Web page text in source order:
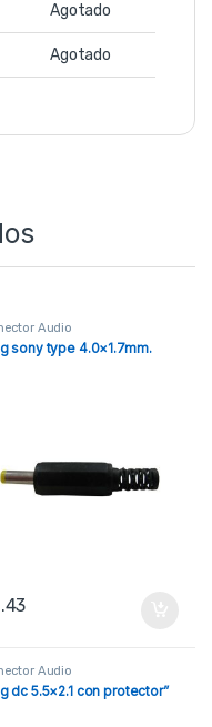
Agotado
Agotado
Audio
sony type 4.0×1.7mm.
Audio
dc 5.5×2.1 con protector”